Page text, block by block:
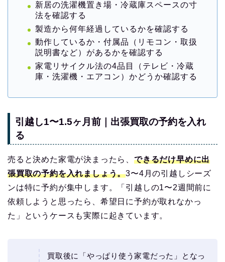
新居の洗濯機置き場・冷蔵庫スペースの寸
法を確認する
製造から何年経過しているかを確認する
動作しているか・付属品（リモコン・取扱
説明書など）があるかを確認する
家電リサイクル法の4品目（テレビ・冷蔵
庫・洗濯機・エアコン）かどうか確認する
引越し1〜1.5ヶ月前｜出張買取の予約を入れ
る
売ると決めた家電が決まったら、 できるだけ早めに出
張買取の予約を入れましょう。3〜4月の引越しシーズ
ンは特に予約が集中します。「引越しの1〜2週間前に
依頼しようと思ったら、希望日に予約が取れなかっ
た」というケースも実際に起きています。
買取後に「やっぱり使う家電だった」となっ